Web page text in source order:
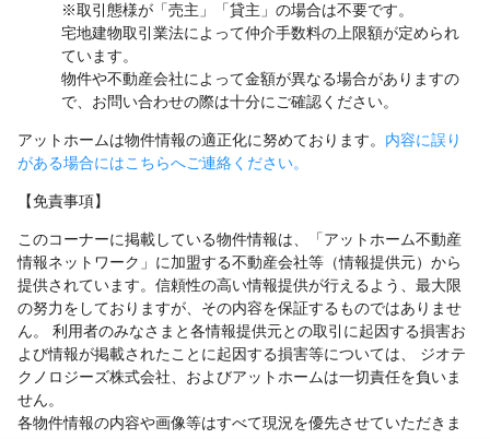
※取引態様が「売主」「貸主」の場合は不要です。
宅地建物取引業法によって仲介手数料の上限額が定められ
ています。
物件や不動産会社によって金額が異なる場合がありますの
で、お問い合わせの際は十分にご確認ください。
アットホームは物件情報の適正化に努めております。 内容に誤り
がある場合にはこちらへご連絡ください。
【免責事項】
このコーナーに掲載している物件情報は、「アットホーム不動産
情報ネットワーク」に加盟する不動産会社等（情報提供元）から
提供されています。信頼性の高い情報提供が行えるよう、最大限
の努力をしておりますが、その内容を保証するものではありませ
ん。 利用者のみなさまと各情報提供元との取引に起因する損害お
よび情報が掲載されたことに起因する損害等については、 ジオテ
クノロジーズ株式会社、およびアットホームは一切責任を負いま
せん。
各物件情報の内容や画像等はすべて現況を優先させていただきま